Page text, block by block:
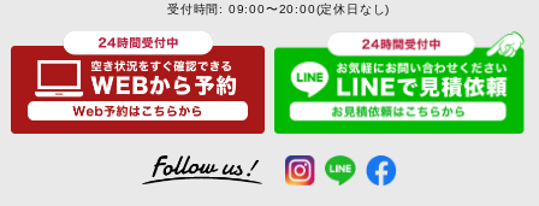
受付時間: 09:00〜20:00(定休日なし)